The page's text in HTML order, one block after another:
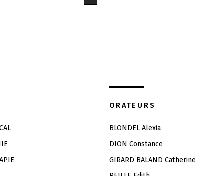
ORATEURS
BLONDEL Alexia
DION Constance
GIRARD BALAND Catherine